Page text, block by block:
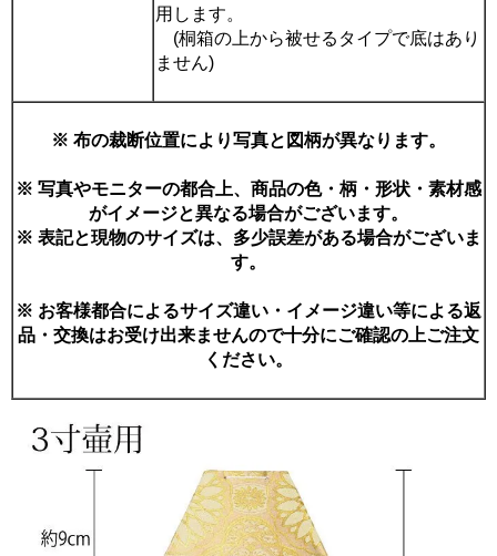
用します。
(桐箱の上から被せるタイプで底はあり
ません)
※ 布の裁断位置により写真と図柄が異なります。
※ 写真やモニターの都合上、商品の色・柄・形状・素材感
がイメージと異なる場合がございます。
※ 表記と現物のサイズは、多少誤差がある場合がございま
す。
※ お客様都合によるサイズ違い・イメージ違い等による返
品・交換はお受け出来ませんので十分にご確認の上ご注文
ください。